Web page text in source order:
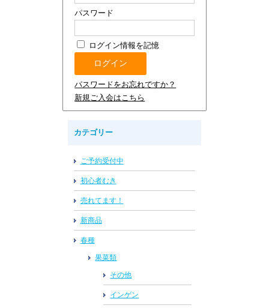
パスワード
ログイン情報を記憶
パスワードをお忘れですか？
新規ご入会はこちら
カテゴリー
ご予約受付中
初心者むき
売れてます！
新商品
春種
果菜類
その他
インゲン